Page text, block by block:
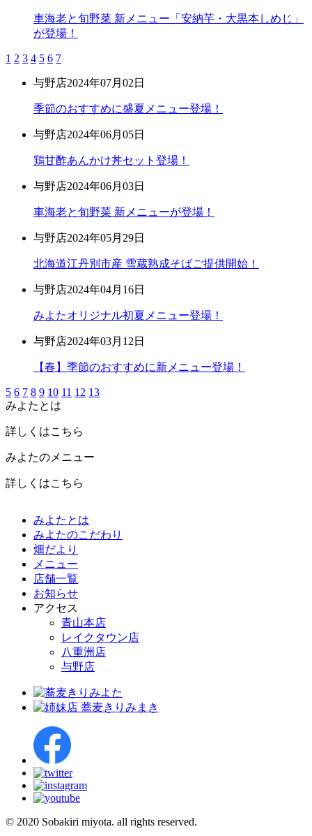
車海老と旬野菜 新メニュー「安納芋・大黒本しめじ」
が登場！
1 2 3 4 5 6 7
与野店2024年07月02日
季節のおすすめに盛夏メニュー登場！
与野店2024年06月05日
鶏甘酢あんかけ丼セット登場！
与野店2024年06月03日
車海老と旬野菜 新メニューが登場！
与野店2024年05月29日
北海道江丹別市産 雪蔵熟成そばご提供開始！
与野店2024年04月16日
みよたオリジナル初夏メニュー登場！
与野店2024年03月12日
【春】季節のおすすめに新メニュー登場！
5 6 7 8 9 10 11 12 13
みよたとは
詳しくはこちら
みよたのメニュー
詳しくはこちら
みよたとは
みよたのこだわり
畑だより
メニュー
店舗一覧
お知らせ
アクセス
青山本店
レイクタウン店
八重洲店
与野店
© 2020 Sobakiri miyota. all rights reserved.